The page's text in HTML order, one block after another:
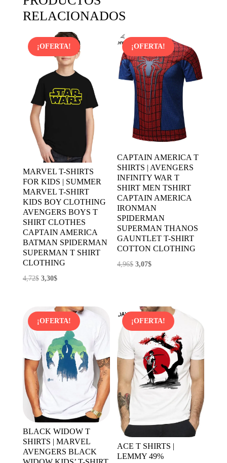
RELACIONADOS
¡OFERTA!
MARVEL T-SHIRTS
FOR KIDS | SUMMER
MARVEL T-SHIRT
KIDS BOY CLOTHING
AVENGERS BOYS T
SHIRT CLOTHES
CAPTAIN AMERICA
BATMAN SPIDERMAN
SUPERMAN T SHIRT
CLOTHING
4,72$ El
era:
4,72$.
3,30$El
es:
3,30$.
¡OFERTA!
CAPTAIN AMERICA T
SHIRTS | AVENGERS
INFINITY WAR T
SHIRT MEN TSHIRT
CAPTAIN AMERICA
IRONMAN
SPIDERMAN
SUPERMAN THANOS
GAUNTLET T-SHIRT
COTTON CLOTHING
4,96$ El
3,07$El
¡OFERTA!
BLACK WIDOW T
SHIRTS | MARVEL
AVENGERS BLACK
¡OFERTA!
ACE T SHIRTS |
LEMMY 49%